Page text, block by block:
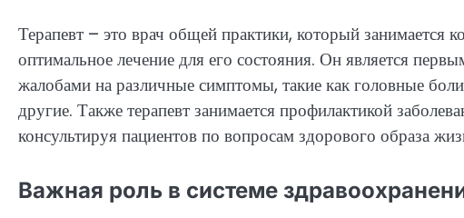
Терапевт – это врач общей практики, который занимается
оптимальное лечение для его состояния. Он является
жалобами на различные симптомы, такие как головные
другие. Также терапевт занимается профилактикой
консультируя пациентов по вопросам здорового образа
Важная роль в системе